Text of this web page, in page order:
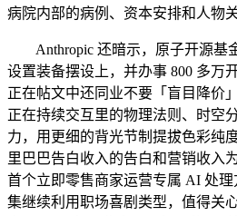
病院内部的病例、资本安排和人物
Anthropic 还暗示，原子开源基金
设置装备摆设上，并办事 800 多万
正在帖文中还同业不要「盲目降价
正在持续交互里的物理法则、时空
力，用更细的背光节制提拔色彩纯
里巴巴告白收入的告白和营销收入
首个立即零售商家运营专属 AI 处
集继续利用职场喜剧类型，值得关